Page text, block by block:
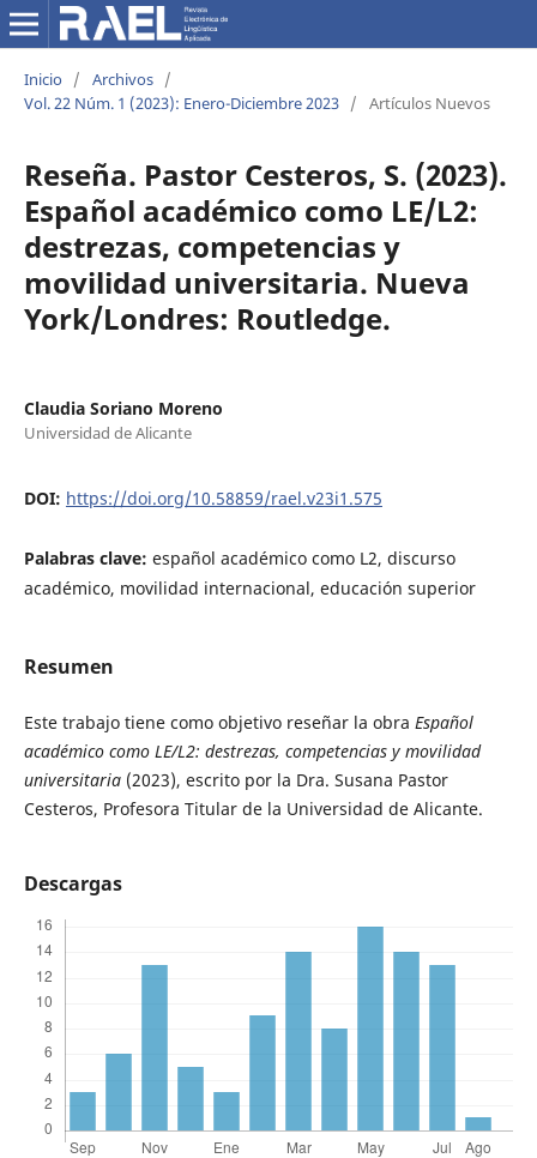
Inicio / Archivos /
Vol. 22 Núm. 1 (2023): Enero-Diciembre 2023 / Artículos Nuevos
Reseña. Pastor Cesteros, S. (2023).
Español académico como LE/L2:
destrezas, competencias y
movilidad universitaria. Nueva
York/Londres: Routledge.
Claudia Soriano Moreno
Universidad de Alicante
DOI: https://doi.org/10.58859/rael.v23i1.575
Palabras clave: español académico como L2, discurso
académico, movilidad internacional, educación superior
Resumen
Este trabajo tiene como objetivo reseñar la obra Español
académico como LE/L2: destrezas, competencias y movilidad
universitaria (2023), escrito por la Dra. Susana Pastor
Cesteros, Profesora Titular de la Universidad de Alicante.
Descargas